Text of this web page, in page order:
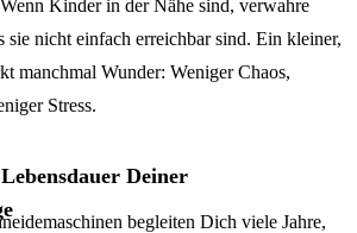
Kinder in der Nähe sind, verwahre
sie nicht einfach erreichbar sind. Ein kleiner,
manchmal Wunder: Weniger Chaos,
Stress.
Deiner
begleiten Dich viele Jahre,